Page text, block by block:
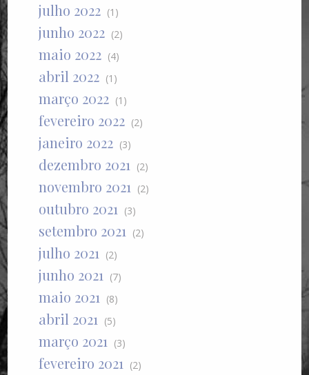
julho 2022 (1)
junho 2022 (2)
maio 2022 (4)
abril 2022 (1)
março 2022 (1)
fevereiro 2022 (2)
janeiro 2022 (3)
dezembro 2021 (2)
novembro 2021 (2)
outubro 2021 (3)
setembro 2021 (2)
julho 2021 (2)
junho 2021 (7)
maio 2021 (8)
abril 2021 (5)
março 2021 (3)
fevereiro 2021 (2)